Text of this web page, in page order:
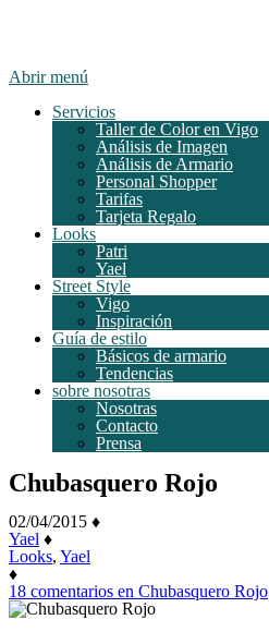
Abrir menú
Servicios
Taller de Color en Vigo
Análisis de Imagen
Análisis de Armario
Personal Shopper
Tarifas
Tarjeta Regalo
Looks
Patri
Yael
Street Style
Vigo
Inspiración
Guía de estilo
Básicos de armario
Tendencias
sobre nosotras
Nosotras
Contacto
Prensa
Chubasquero Rojo
02/04/2015 ♦
Yael ♦
Looks, Yael
♦
18 comentarios en Chubasquero Rojo